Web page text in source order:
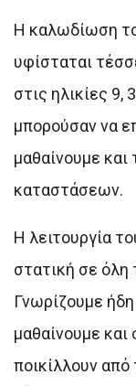
Η καλωδίωση
υφίσταται
στις ηλικίες 9,
μπορούσαν να
μαθαίνουμε
καταστάσεων.
Η λειτουργία
στατική σε όλη
Γνωρίζουμε
μαθαίνουμε
ποικίλλουν